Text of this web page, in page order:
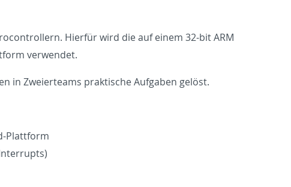
Hierfür wird die auf einem 32-bit ARM
ver­wen­det.
in Zweierteams prak­tis­che Auf­gaben gelöst.
Plat­tform